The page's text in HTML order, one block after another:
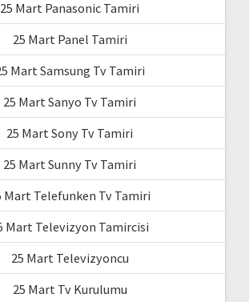
25 Mart Panasonic Tamiri
25 Mart Panel Tamiri
Mart Samsung Tv Tamiri
25 Mart Sanyo Tv Tamiri
25 Mart Sony Tv Tamiri
25 Mart Sunny Tv Tamiri
Mart Telefunken Tv Tamiri
Mart Televizyon Tamircisi
25 Mart Televizyoncu
25 Mart Tv Kurulumu